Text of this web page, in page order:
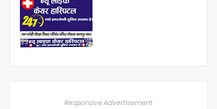
Responsive Advertisement